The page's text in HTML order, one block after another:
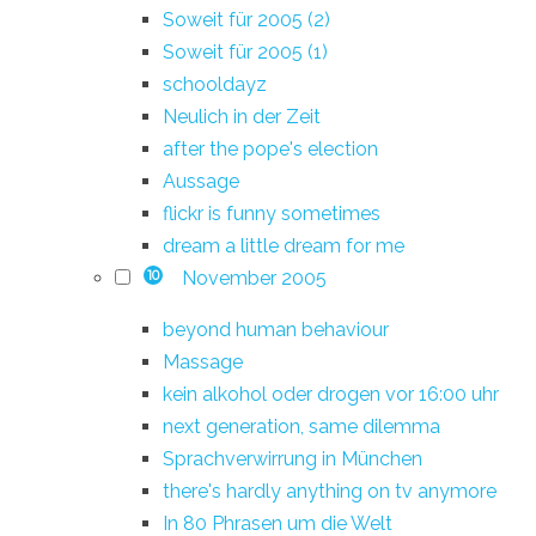
Soweit für 2005 (2)
Soweit für 2005 (1)
schooldayz
Neulich in der Zeit
after the pope's election
Aussage
flickr is funny sometimes
dream a little dream for me
10 November 2005
beyond human behaviour
Massage
kein alkohol oder drogen vor 16:00 uhr
next generation, same dilemma
Sprachverwirrung in München
there's hardly anything on tv anymore
In 80 Phrasen um die Welt